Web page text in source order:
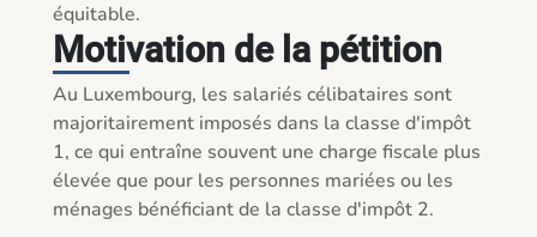
équitable.
Motivation de la pétition
Au Luxembourg, les salariés célibataires sont
majoritairement imposés dans la classe d'impôt
1, ce qui entraîne souvent une charge fiscale plus
élevée que pour les personnes mariées ou les
ménages bénéficiant de la classe d'impôt 2.